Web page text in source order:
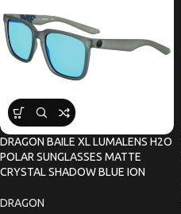
DRAGON BAILE XL LUMALENS H2O
POLAR SUNGLASSES MATTE
CRYSTAL SHADOW BLUE ION
DRAGON